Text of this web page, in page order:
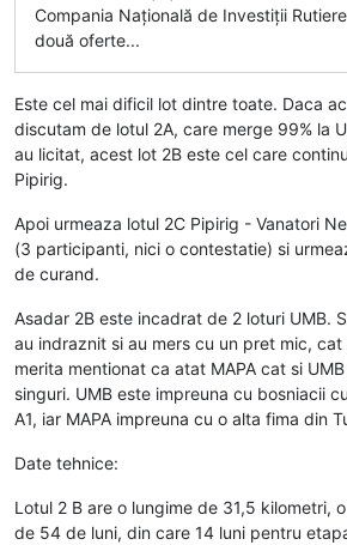
Compania Națională de Investiții
două oferte...
Este cel mai dificil lot dintre toate. Daca
discutam de lotul 2A, care merge 99% la
au licitat, acest lot 2B este cel care
Pipirig.
Apoi urmeaza lotul 2C Pipirig - Vanatori
(3 participanti, nici o contestatie) si
de curand.
Asadar 2B este incadrat de 2 loturi UMB.
au indraznit si au mers cu un pret mic,
merita mentionat ca atat MAPA cat si
singuri. UMB este impreuna cu bosniacii
A1, iar MAPA impreuna cu o alta fima din
Date tehnice:
Lotul 2 B are o lungime de 31,5 kilometri,
de 54 de luni, din care 14 luni pentru